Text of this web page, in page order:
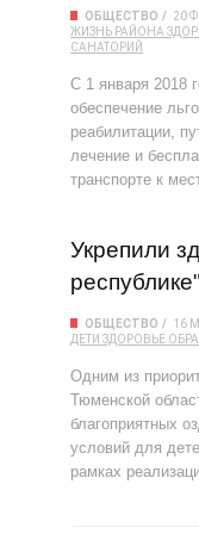
ОБЩЕСТВО
20
ЖИЗНЬ РАЙОНА
САНАТОРИЙ
С 1 января 2018
обеспечение
реабилитации,
лечение и
транспорте к
Укрепили
республике"
ОБЩЕСТВО
16
ДЕТИ ЗДОРОВЬЕ
Одним из
Тюменской
благоприятных
условий для
рамках